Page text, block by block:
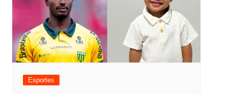
Esportes